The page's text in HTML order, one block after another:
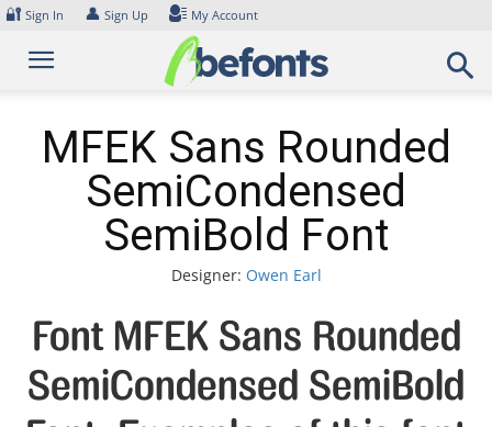
Skip
content
🔐 Sign In 👤 Sign Up My Account
MFEK Sans Rounded
SemiCondensed
SemiBold Font
Designer: Owen Earl
Font MFEK Sans Rounded
SemiCondensed SemiBold